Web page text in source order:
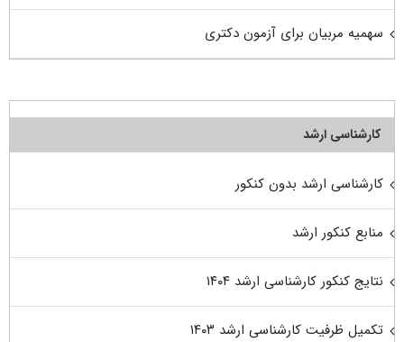
سهمیه مربیان برای آزمون دکتری
کارشناسی ارشد
کارشناسی ارشد بدون کنکور
منابع کنکور ارشد
نتایج کنکور کارشناسی ارشد ۱۴۰۴
تکمیل ظرفیت کارشناسی ارشد ۱۴۰۳